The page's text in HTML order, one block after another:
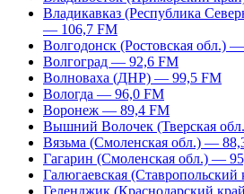
Владикавказ (Республика
— 106,7 FM
Волгодонск (Ростовская обл.)
Волгоград — 92,6 FM
Волноваха (ДНР) — 99,5 FM
Вологда — 96,0 FM
Воронеж — 89,4 FM
Вышний Волочек (Тверская
Вязьма (Смоленская обл.) —
Гагарин (Смоленская обл.) —
Галюгаевская
Геленджик (Краснодарский